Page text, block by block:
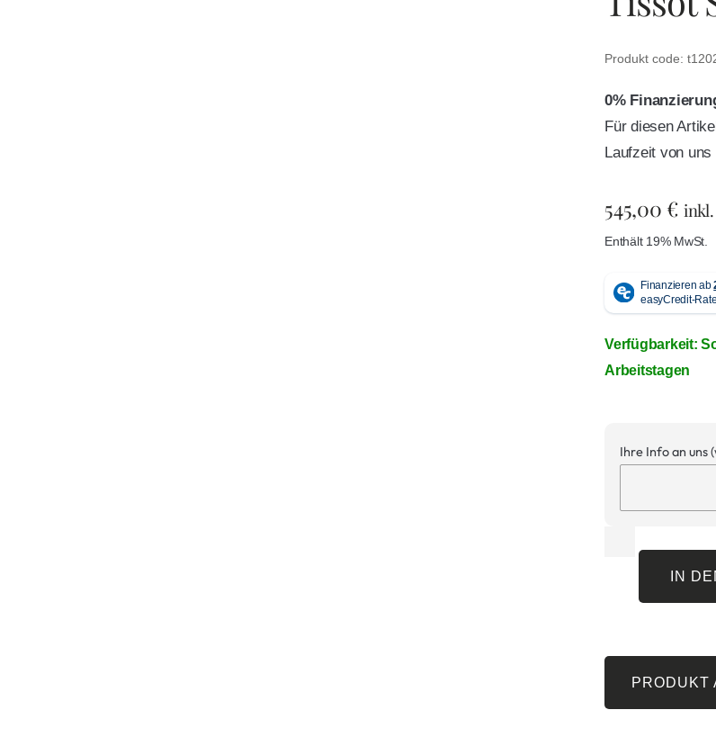
Produkt code:
0%
Für diesen
Laufzeit von
545,00€
Enthält 19% MwSt.
Verfügbarkeit:
Arbeitstagen
Ihre Info an uns
IN
PRODUKT